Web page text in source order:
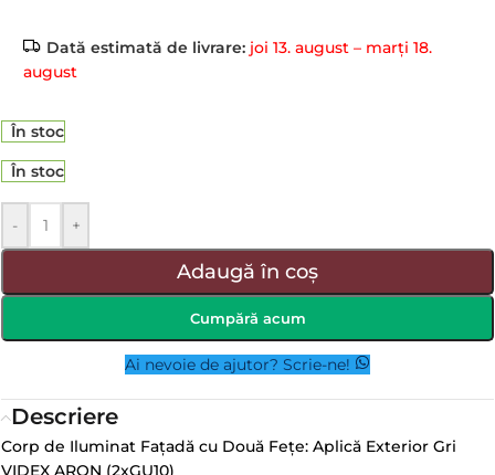
Dată estimată de livrare: joi 13. august – marți 18.
august
În stoc
În stoc
- +
Adaugă în coș
Cumpără acum
Ai nevoie de ajutor? Scrie-ne!
Descriere
Corp de Iluminat Fațadă cu Două Fețe: Aplică Exterior Gri
VIDEX ARON (2xGU10)